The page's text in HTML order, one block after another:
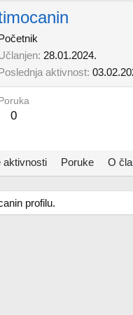
28.01.2024.
aktivnost
Poruka
0
aktivnosti Poruke O
profilu.